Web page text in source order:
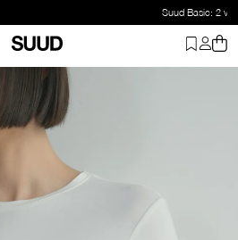
Suud Basic: 2 ve üzeri ürüne %20 indirim
Tişört Ekru Skinny Fit Basic Tişört